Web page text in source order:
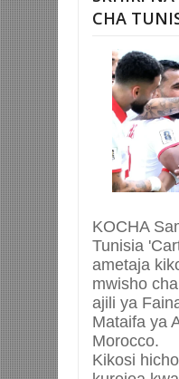
CHA
KOCHA
Tunisia
ametaja
mwisho
ajili ya
Mataifa ya
Morocco.
Kikosi